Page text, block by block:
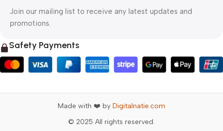
Join our mailing list to receive any latest updates and
promotions.
Safety Payments
Made with ❤️ by Digitalnatie.com
© 2025 All rights reserved.